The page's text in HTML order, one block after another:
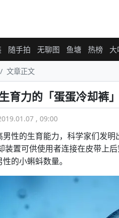
随手拍 无聊图 鱼塘 热榜
文章正文
育力的「蛋蛋冷却裤」
, 09:00
性的生育能力，科学家们发
装置可供使用者连接在皮带上
的小蝌蚪数量。